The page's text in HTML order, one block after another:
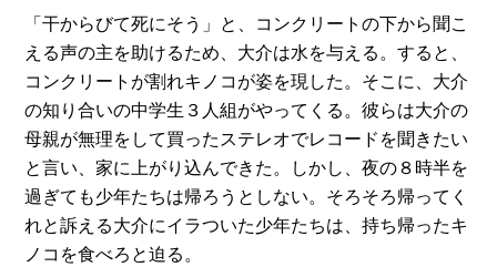
「干からびて死にそう」と、コンクリートの下から聞こ
える声の主を助けるため、大介は水を与える。すると、
コンクリートが割れキノコが姿を現した。そこに、大介
の知り合いの中学生３人組がやってくる。彼らは大介の
母親が無理をして買ったステレオでレコードを聞きたい
と言い、家に上がり込んできた。しかし、夜の８時半を
過ぎても少年たちは帰ろうとしない。そろそろ帰ってく
れと訴える大介にイラついた少年たちは、持ち帰ったキ
ノコを食べろと迫る。